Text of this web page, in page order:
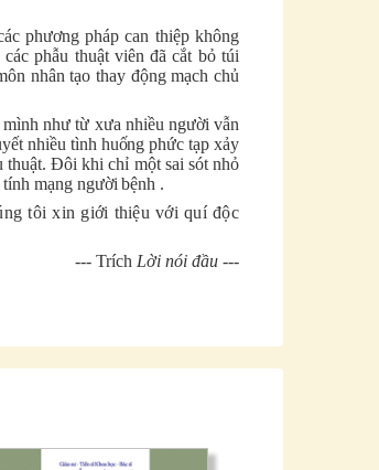
phương pháp can thiệp không
phẫu thuật viên đã cắt bỏ túi
nhân tạo thay động mạch chủ
như từ xưa nhiều người vẫn
nhiều tình huống phức tạp xảy
thuật. Đôi khi chỉ một sai sót nhỏ
mạng người bệnh .
tôi xin giới thiệu với quí độc
--- Trích Lời nói đầu ---